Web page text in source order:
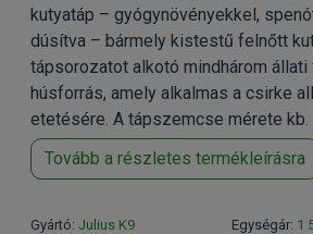
kutyatáp – gyógynövényekkel,
dúsítva – bármely kistestű felnőtt
tápsorozatot alkotó mindhárom
húsforrás, amely alkalmas a csirke
etetésére. A tápszemcse mérete kb.
Tovább a részletes termékleírásra
Gyártó: Julius K9
Egységár: 1